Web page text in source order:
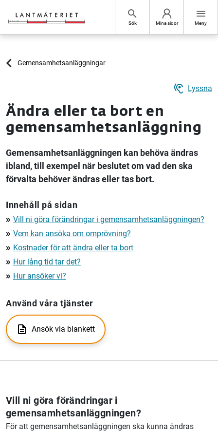
search
Sök Mina sidor
menu
Meny
Gemensamhetsanläggningar
hearing Lyssna
Ändra eller ta bort en
gemensamhetsanläggning
Gemensamhetsanläggningen kan behöva ändras
ibland, till exempel när beslutet om vad den ska
förvalta behöver ändras eller tas bort.
Innehåll på sidan
double_arrow Vill ni göra förändringar i gemensamhetsanläggningen?
double_arrow Vem kan ansöka om omprövning?
double_arrow Kostnader för att ändra eller ta bort
double_arrow Hur lång tid tar det?
double_arrow Hur ansöker vi?
Använd våra tjänster
Ansök via blankett
Vill ni göra förändringar i
gemensamhetsanläggningen?
För att gemensamhetsanläggningen ska kunna ändras